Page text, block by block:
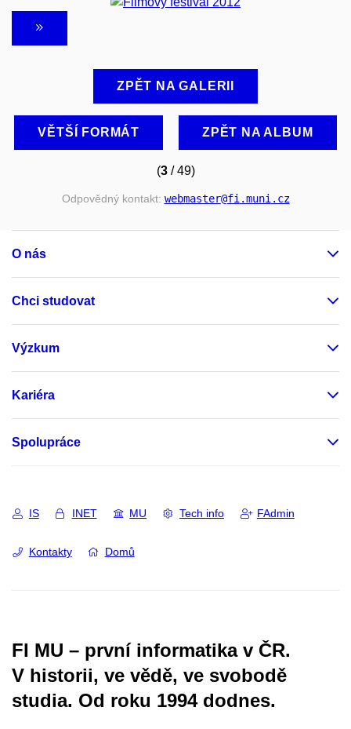
ZPĚT NA GALERII
VĚTŠÍ FORMÁT ZPĚT NA ALBUM
(3/ 49)
Odpovědný kontakt: webmaster@fi.muni.cz
O nás
Chci studovat
Výzkum
Kariéra
Spolupráce
IS INET MU Tech info FAdmin
Kontakty Domů
FI MU – první informatika v ČR.
V historii, ve vědě, ve svobodě
studia. Od roku 1994 dodnes.